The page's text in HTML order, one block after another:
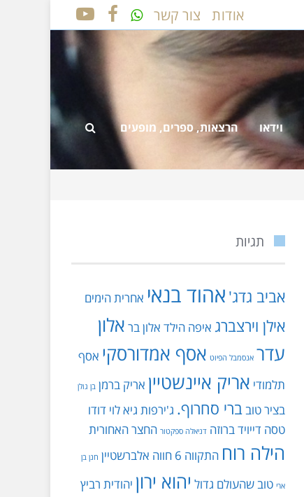
אודות צור קשר
FACEBOOK
YOUTUBE
וידאו הרצאות, ספרים, מופעים
תגיות
אביב גדג' אהוד בנאי אחרית הימים
אילן וירצברג איפה הילד אלון בר אלון
עדר אנסמבל הפיוט אסף אמדורסקי אסף
תלמודי אריק איינשטיין אריק ברמן בן גולן
בציר טובברי סחרוף. ג'ירפות גיא לוי דודו
טסה דייויד ברוזה דניאלה ספקטור החצר האחורית
הילה רוח התקווה 6 חווה אלברשטיין חנן בן
ארי טוב שהעולם גדול יהוא ירון יהודית רביץ